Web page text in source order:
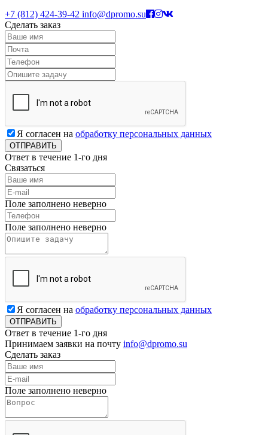
+7 (812) 424-39-42 info@dpromo.su
Сделать заказ
Я согласен на обработку персональных данных
Ответ в течение 1-го дня
Связаться
Поле заполнено неверно
Поле заполнено неверно
Я согласен на обработку персональных данных
Ответ в течение 1-го дня
Принимаем заявки на почту info@dpromo.su
Сделать заказ
Поле заполнено неверно